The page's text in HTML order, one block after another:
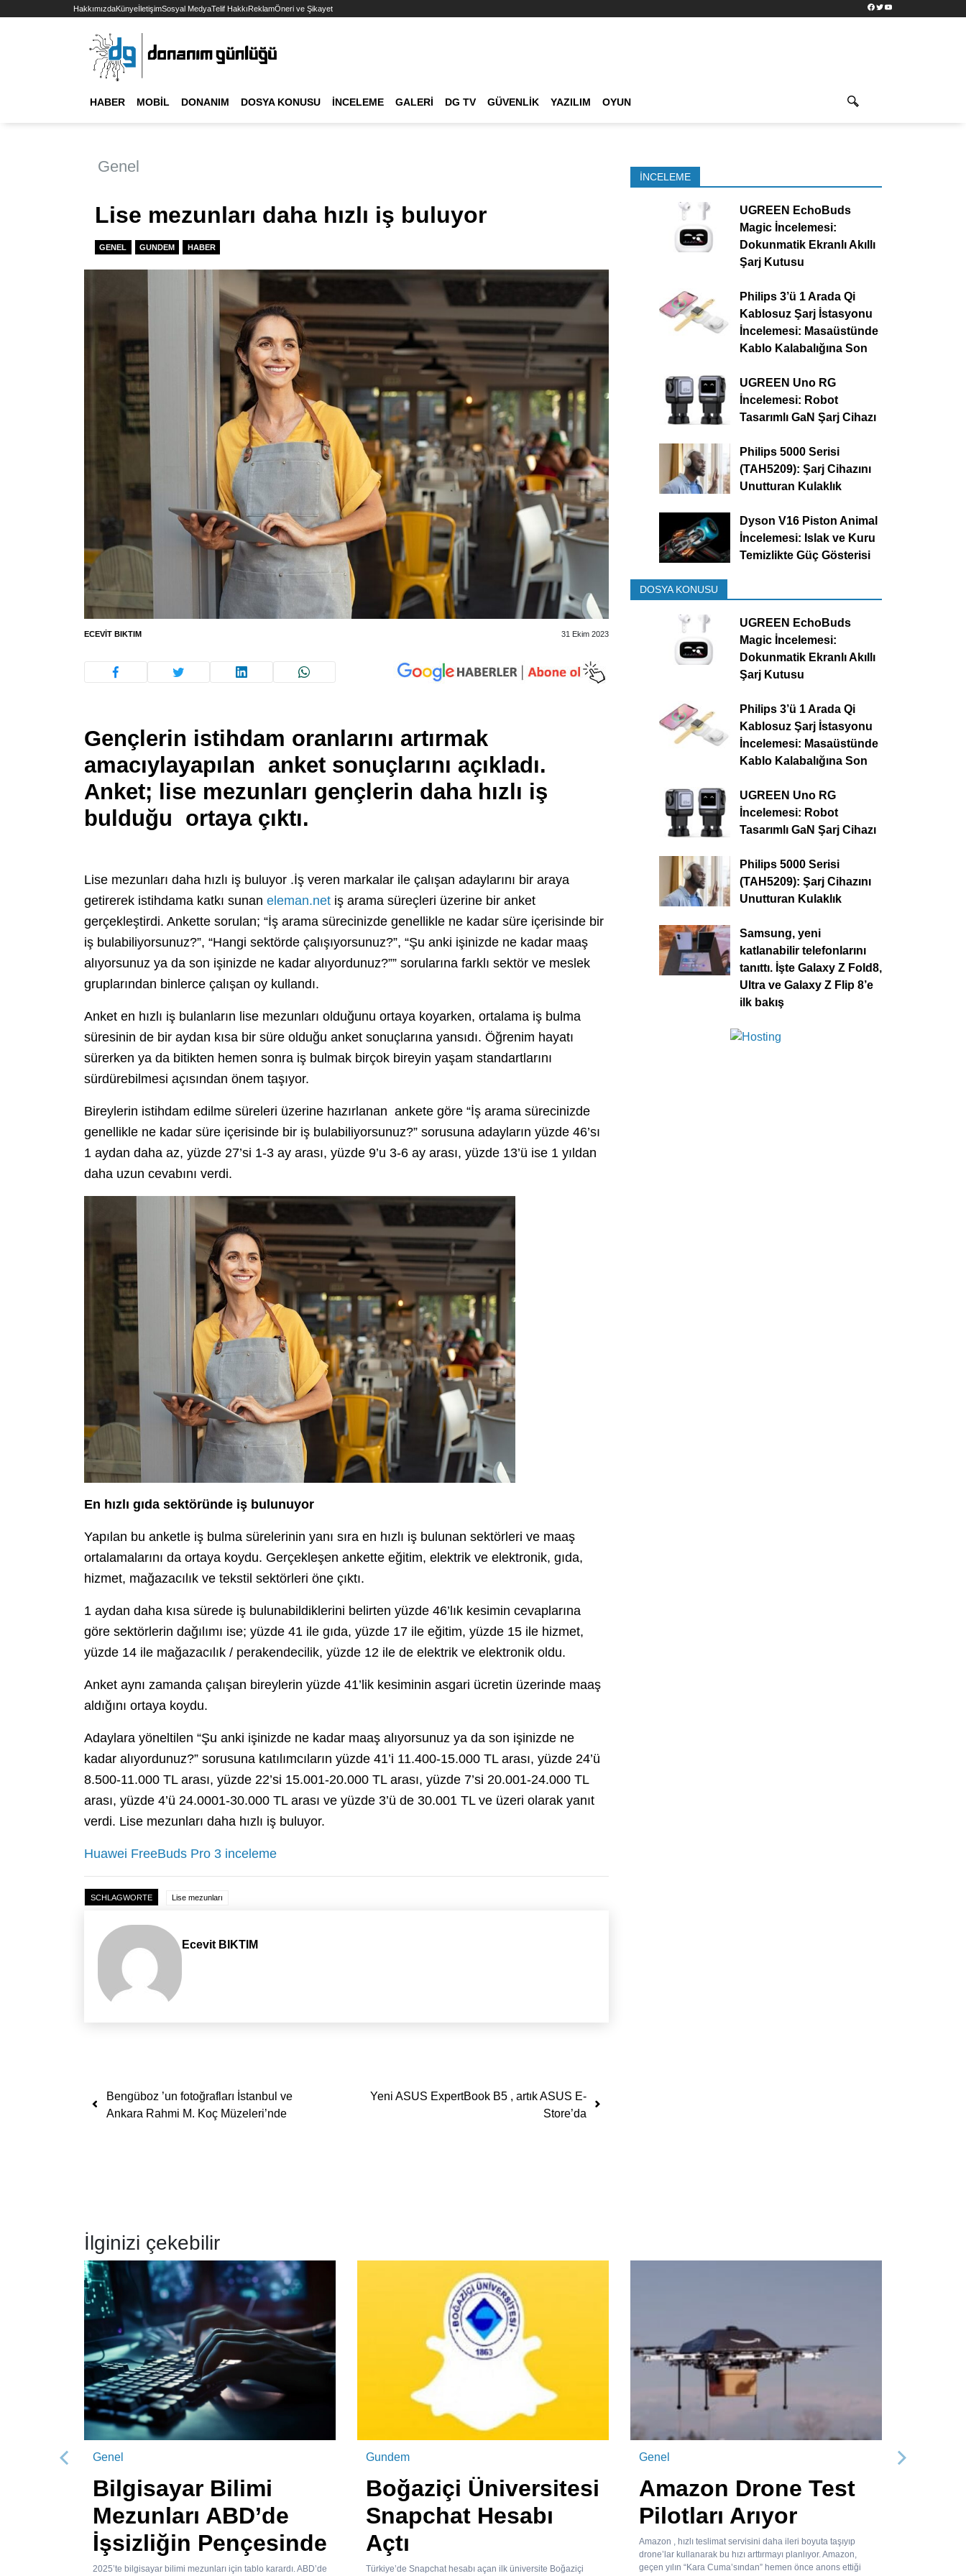
HakkımızdaKünyeİletişimSosyal MedyaTelif HakkıReklamÖneri ve Şikayet Facebook
TwitterYouTube
HABER MOBIL DONANIM DOSYA KONUSU İNCELEME GALERI DG TV GÜVENLIK YAZILIM OYUN
Genel
Lise mezunları daha hızlı iş buluyor
GENEL GUNDEM HABER
ECEVIT BIKTIM 31 Ekim 2023
Gençlerin istihdam oranlarını artırmak
amacıylayapılan anket sonuçlarını açıkladı.
Anket; lise mezunları gençlerin daha hızlı iş
bulduğu ortaya çıktı.
Lise mezunları daha hızlı iş buluyor .İş veren markalar ile çalışan adaylarını bir araya
getirerek istihdama katkı sunan eleman.net iş arama süreçleri üzerine bir anket
gerçekleştirdi. Ankette sorulan; “İş arama sürecinizde genellikle ne kadar süre içerisinde bir
iş bulabiliyorsunuz?”, “Hangi sektörde çalışıyorsunuz?”, “Şu anki işinizde ne kadar maaş
alıyorsunuz ya da son işinizde ne kadar alıyordunuz?”” sorularına farklı sektör ve meslek
gruplarından binlerce çalışan oy kullandı.
Anket en hızlı iş bulanların lise mezunları olduğunu ortaya koyarken, ortalama iş bulma
süresinin de bir aydan kısa bir süre olduğu anket sonuçlarına yansıdı. Öğrenim hayatı
sürerken ya da bitikten hemen sonra iş bulmak birçok bireyin yaşam standartlarını
sürdürebilmesi açısından önem taşıyor.
Bireylerin istihdam edilme süreleri üzerine hazırlanan ankete göre “İş arama sürecinizde
genellikle ne kadar süre içerisinde bir iş bulabiliyorsunuz?” sorusuna adayların yüzde 46’sı
1 aydan daha az, yüzde 27’si 1-3 ay arası, yüzde 9’u 3-6 ay arası, yüzde 13’ü ise 1 yıldan
daha uzun cevabını verdi.
En hızlı gıda sektöründe iş bulunuyor
Yapılan bu anketle iş bulma sürelerinin yanı sıra en hızlı iş bulunan sektörleri ve maaş
ortalamalarını da ortaya koydu. Gerçekleşen ankette eğitim, elektrik ve elektronik, gıda,
hizmet, mağazacılık ve tekstil sektörleri öne çıktı.
1 aydan daha kısa sürede iş bulunabildiklerini belirten yüzde 46’lık kesimin cevaplarına
göre sektörlerin dağılımı ise; yüzde 41 ile gıda, yüzde 17 ile eğitim, yüzde 15 ile hizmet,
yüzde 14 ile mağazacılık / perakendecilik, yüzde 12 ile de elektrik ve elektronik oldu.
Anket aynı zamanda çalışan bireylerin yüzde 41’lik kesiminin asgari ücretin üzerinde maaş
aldığını ortaya koydu.
Adaylara yöneltilen “Şu anki işinizde ne kadar maaş alıyorsunuz ya da son işinizde ne
kadar alıyordunuz?” sorusuna katılımcıların yüzde 41’i 11.400-15.000 TL arası, yüzde 24’ü
8.500-11.000 TL arası, yüzde 22’si 15.001-20.000 TL arası, yüzde 7’si 20.001-24.000 TL
arası, yüzde 4’ü 24.0001-30.000 TL arası ve yüzde 3’ü de 30.001 TL ve üzeri olarak yanıt
verdi. Lise mezunları daha hızlı iş buluyor.
Huawei FreeBuds Pro 3 inceleme
SCHLAGWORTE Lise mezunları
Ecevit BIKTIM
Yazı dolaşımı
Bengüboz ’un fotoğrafları İstanbul ve
Ankara Rahmi M. Koç Müzeleri’nde
Yeni ASUS ExpertBook B5 , artık ASUS E-
Store’da
İNCELEME
UGREEN EchoBuds
Magic İncelemesi:
Dokunmatik Ekranlı Akıllı
Şarj Kutusu
Philips 3’ü 1 Arada Qi
Kablosuz Şarj İstasyonu
İncelemesi: Masaüstünde
Kablo Kalabalığına Son
UGREEN Uno RG
İncelemesi: Robot
Tasarımlı GaN Şarj Cihazı
Philips 5000 Serisi
(TAH5209): Şarj Cihazını
Unutturan Kulaklık
Dyson V16 Piston Animal
İncelemesi: Islak ve Kuru
Temizlikte Güç Gösterisi
DOSYA KONUSU
UGREEN EchoBuds
Magic İncelemesi:
Dokunmatik Ekranlı Akıllı
Şarj Kutusu
Philips 3’ü 1 Arada Qi
Kablosuz Şarj İstasyonu
İncelemesi: Masaüstünde
Kablo Kalabalığına Son
UGREEN Uno RG
İncelemesi: Robot
Tasarımlı GaN Şarj Cihazı
Philips 5000 Serisi
(TAH5209): Şarj Cihazını
Unutturan Kulaklık
Samsung, yeni
katlanabilir telefonlarını
tanıttı. İşte Galaxy Z Fold8,
Ultra ve Galaxy Z Flip 8’e
ilk bakış
İlginizi çekebilir
Genel
Bilgisayar Bilimi
Mezunları ABD’de
İşsizliğin Pençesinde
2025’te bilgisayar bilimi mezunları için tablo karardı. ABD’de
Gundem
Boğaziçi Üniversitesi
Snapchat Hesabı
Açtı
Türkiye’de Snapchat hesabı açan ilk üniversite Boğaziçi
Genel
Amazon Drone Test
Pilotları Arıyor
Amazon , hızlı teslimat servisini daha ileri boyuta taşıyıp
drone’lar kullanarak bu hızı arttırmayı planlıyor. Amazon,
geçen yılın “Kara Cuma’sından” hemen önce anons ettiği
Önceki Sonraki